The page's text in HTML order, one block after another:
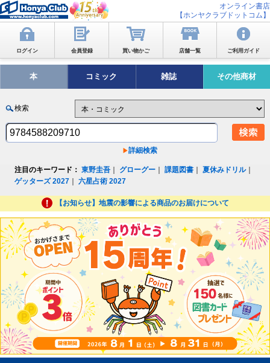
オンライン書店
【ホンヤクラブドットコム】
ログイン 会員登録 買い物かご 店舗一覧 ご利用ガイド
本 コミック 雑誌 その他商材
検索
詳細検索
注目のキーワード： 東野圭吾 グローグー ｜課題図書 ｜夏休みドリル｜
ゲッターズ 2027 ｜六星占術 2027
【お知らせ】地震の影響による商品のお届けについて